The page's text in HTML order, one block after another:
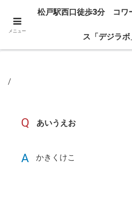
お仕事に、勉強に。快適な空
ホーム コワーキング・料金 バーチ
/
Q あいうえお
A かきくけこ
メニュー
松戸駅西口徒歩3分 コワ
ス「デジラボ